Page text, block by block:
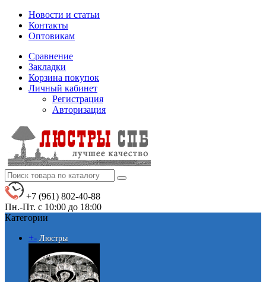
Новости и статьи
Контакты
Оптовикам
Сравнение
Закладки
Корзина покупок
Личный кабинет
Регистрация
Авторизация
+7 (961) 802-40-88
Пн.-Пт. с 10:00 до 18:00
Категории
+- Люстры